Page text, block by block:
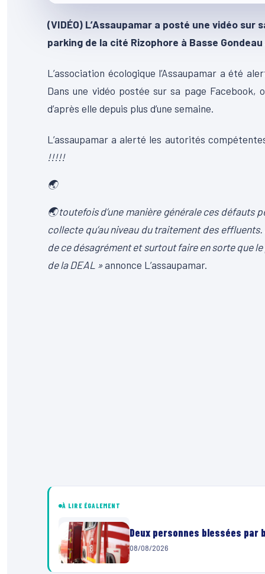
(VIDÉO) L’Assaupamar a posté une vidéo
parking de la cité Rizophore à Basse
L’association écologique l’Assaupamar a été
Dans une vidéo postée sur sa page
d’après elle depuis plus d’une semaine.
L’assaupamar a alerté les autorités
!!!!!
🌏
🌏toutefois d’une manière générale ces défauts
collecte qu’au niveau du traitement des
de ce désagrément et surtout faire en sorte que
de la DEAL »annonce L’assaupamar.
À LIRE ÉGALEMENT
Deux personnes blessées par
08/08/2026